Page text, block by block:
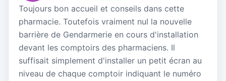
Toujours bon accueil et conseils dans cette
pharmacie. Toutefois vraiment nul la nouvelle
barrière de Gendarmerie en cours d'installation
devant les comptoirs des pharmaciens. Il
suffisait simplement d'installer un petit écran au
niveau de chaque comptoir indiquant le numéro